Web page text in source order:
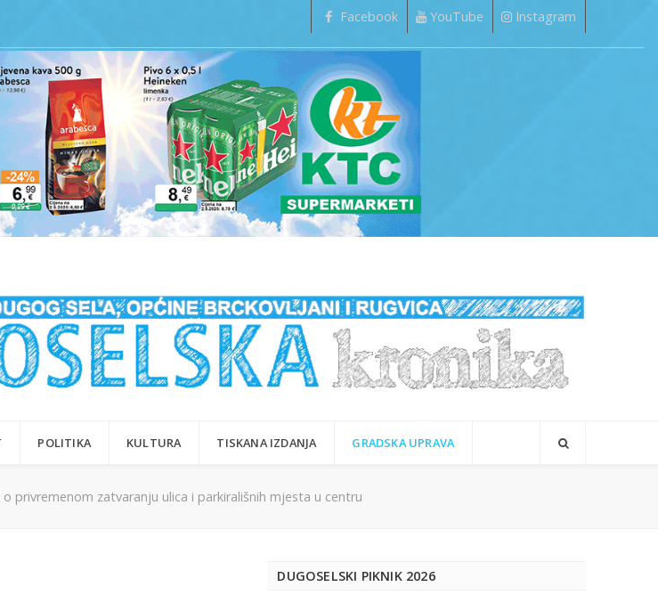
Facebook YouTube Instagram
POLITIKA KULTURA TISKANA IZDANJA GRADSKA UPRAVA
privremenom zatvaranju ulica i parkirališnih mjesta u centru
DUGOSELSKI PIKNIK 2026